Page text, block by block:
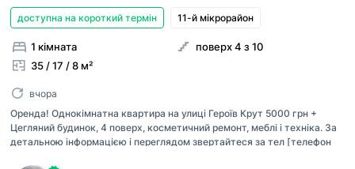
доступна на короткий термін 11-й мікрорайон
1 кімната
35 / 17 / 8 м²
поверх 4 з 10
вчора
Оренда! Однокімнатна квартира на улиці Героїв Крут 5000 грн +
Цегляний будинок, 4 поверх, косметичний ремонт, меблі і техніка. За
детальною інформацією і переглядом звертайтеся за тел [телефон